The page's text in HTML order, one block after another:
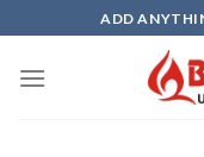
to
content
ADD